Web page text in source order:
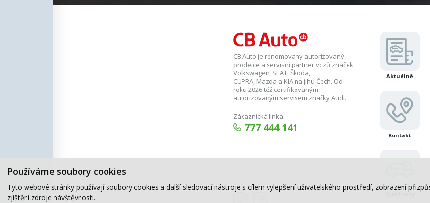
Používáme soubory cookies
Tyto webové stránky používají soubory cookies a další sledovací nástroje s cílem vylepšení uživatelského prostředí, zobrazení
zjištění zdroje návštěvnosti.
CB Auto je renomovaný autorizovaný
prodejce a servisní partner vozů značek
Volkswagen, SEAT, Škoda,
CUPRA, Mazda a KIA na jihu Čech. Od
roku 2026 též certifikovaným
autorizovaným servisem značky Audi.
Zákaznická linka:
777 444 141
Aktuálně
Kontakt
Ojeté vozy